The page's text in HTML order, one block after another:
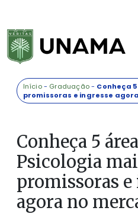
Início- Graduação- Conheça
promissoras e ingresse
Conheça 5
Psicologia
promissoras e
agora no